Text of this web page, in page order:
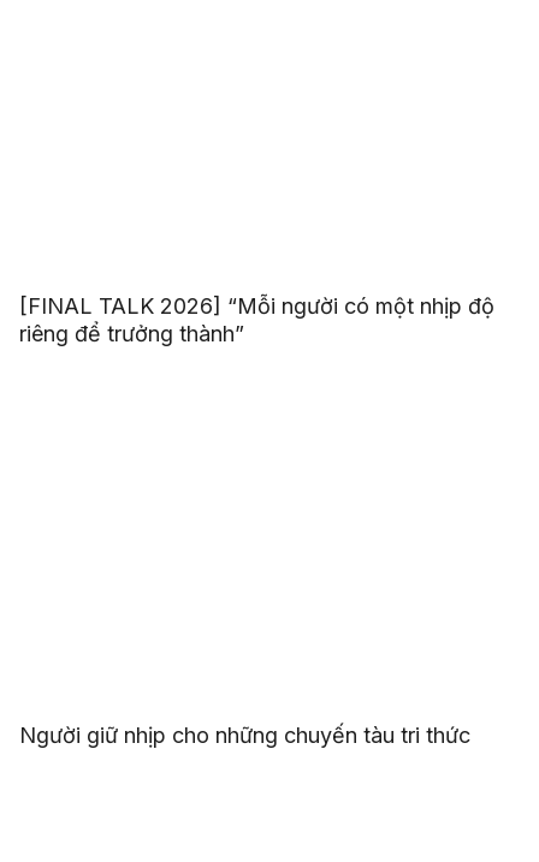
[FINAL TALK 2026] “Mỗi người có một nhịp độ
riêng để trưởng thành”
Người giữ nhịp cho những chuyến tàu tri thức